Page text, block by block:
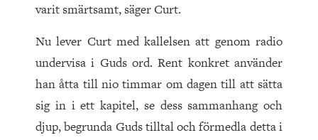
varit smärtsamt, säger Curt.
Nu lever Curt med kallelsen att genom radio
undervisa i Guds ord. Rent konkret använder
han åtta till nio timmar om dagen till att sätta
sig in i ett kapitel, se dess sammanhang och
djup, begrunda Guds tilltal och förmedla detta i